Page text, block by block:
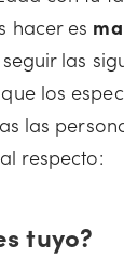
hacer es
las
los
las
respecto:
tuyo?